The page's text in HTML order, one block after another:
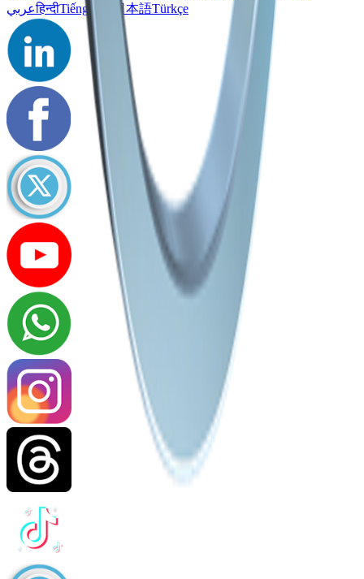
عربيहिन्दीTiếng Việt 日本語Türkçe